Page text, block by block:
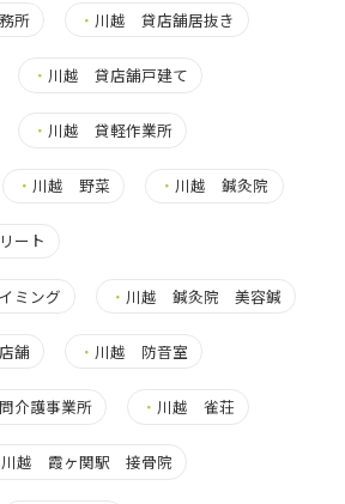
所 ・ 川越 貸店舗居抜き
・ 川越 貸店舗戸建て
・ 川越 貸軽作業所
・ 川越 野菜 ・ 川越 鍼灸院
ート
ミング ・ 川越 鍼灸院 美容鍼
舗 ・ 川越 防音室
介護事業所 ・ 川越 雀荘
川越 霞ヶ関駅 接骨院